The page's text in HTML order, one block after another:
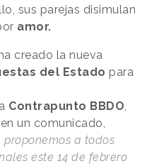
sus parejas disimulan
amor.
creado la nueva
del Estado para
Contrapunto BBDO
un comunicado,
proponemos a todos
este 14 de febrero